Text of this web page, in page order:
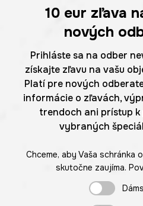
10 eur zľava
nových
Prihláste sa na odber
získajte zľavu na vašu
Platí pre nových
informácie o zľavách,
trendoch ani prístup
vybraných
Chceme, aby Vaša schránka
skutočne zaujíma.